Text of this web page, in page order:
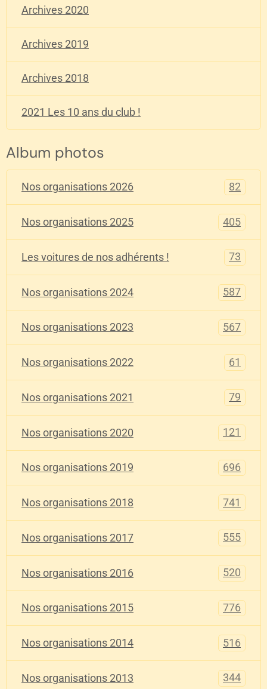
Archives 2020
Archives 2019
Archives 2018
2021 Les 10 ans du club !
Album photos
Nos organisations 2026 82
Nos organisations 2025 405
Les voitures de nos adhérents ! 73
Nos organisations 2024 587
Nos organisations 2023 567
Nos organisations 2022 61
Nos organisations 2021 79
Nos organisations 2020 121
Nos organisations 2019 696
Nos organisations 2018 741
Nos organisations 2017 555
Nos organisations 2016 520
Nos organisations 2015 776
Nos organisations 2014 516
Nos organisations 2013 344